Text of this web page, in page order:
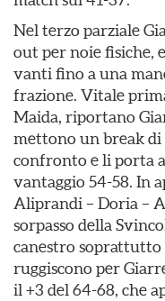
Nel terzo parziale
out per noie fisiche,
vanti fino a una
frazione. Vitale
Maida, riportano
mettono un break di
confronto e li porta
vantaggio 54-58. In
Aliprandi – Doria –
sorpasso della
canestro soprattutto
ruggiscono per
il +3 del 64-68, che